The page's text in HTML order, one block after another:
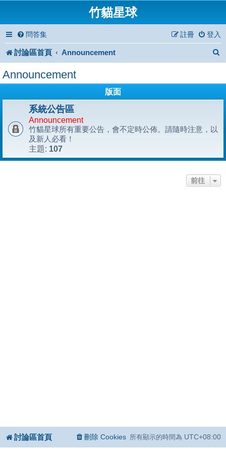
竹貓星球
問答集 登入
註冊
討論區首頁 Announcement
Announcement
版面
系統公告區
Announcement
竹貓星球所有重要公告，會不定時公佈。請隨時注意，以
及新人必看！
主題: 107
前往
討論區首頁 所有顯示的時間為 UTC+08:00
刪除 Cookies